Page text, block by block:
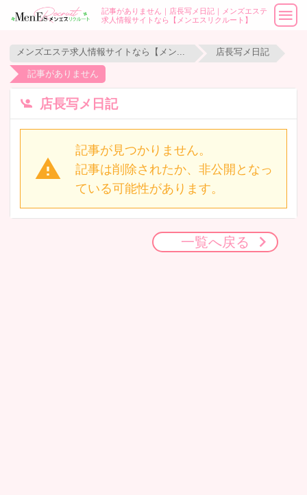
記事がありません｜店長写メ日記｜メンズエステ
求人情報サイトなら【メンエスリクルート】
店長写メ日記
記事がありません
店長写メ日記
記事が見つかりません。
記事は削除されたか、非公開となっ
ている可能性があります。
一覧へ戻る